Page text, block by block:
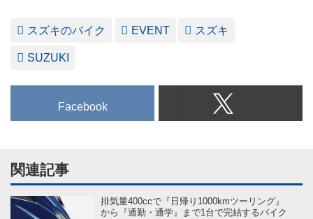
スズキのバイク EVENT スズキ
SUZUKI
Facebook
関連記事
排気量400ccで『日帰り1000kmツーリング』
から『通勤・通学』まで1台で完結するバイク